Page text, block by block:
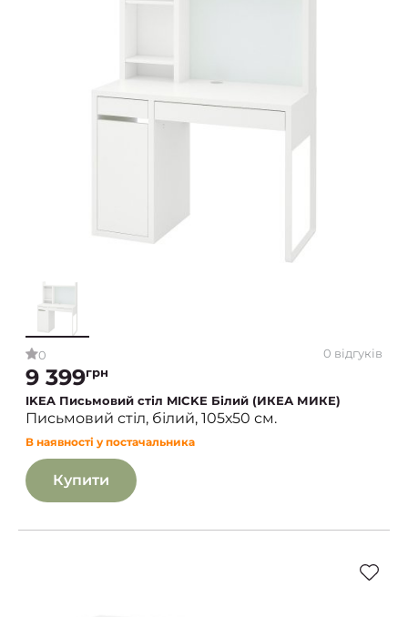
0 0 відгуків
9 399грн
IKEA Письмовий стіл MICKE Білий (ИКЕА МИКЕ)
Письмовий стіл, білий, 105х50 см.
В наявності у постачальника
Купити